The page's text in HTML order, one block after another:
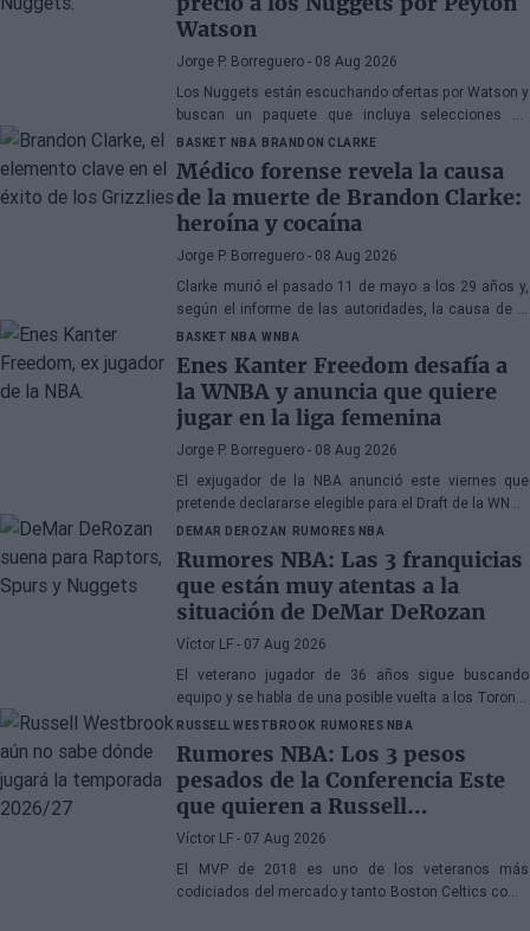
Watson
Jorge P. Borreguero - 08 Aug 2026
Los Nuggets están escuchando ofertas por Watson y
buscan un paquete que incluya selecciones de
primera ronda, jóvenes talentos o una combinación
de ambos
BASKET NBA BRANDON CLARKE
Médico forense revela la causa
de la muerte de Brandon Clarke:
heroína y cocaína
Jorge P. Borreguero - 08 Aug 2026
Clarke murió el pasado 11 de mayo a los 29 años y,
según el informe de las autoridades, la causa de la
muerte fueron los efectos de la heroína y la cocaína
BASKET NBA WNBA
Enes Kanter Freedom desafía a
la WNBA y anuncia que quiere
jugar en la liga femenina
Jorge P. Borreguero - 08 Aug 2026
El exjugador de la NBA anunció este viernes que
pretende declararse elegible para el Draft de la WNBA
de 2027
DEMAR DEROZAN RUMORES NBA
Rumores NBA: Las 3 franquicias
que están muy atentas a la
situación de DeMar DeRozan
Víctor LF - 07 Aug 2026
El veterano jugador de 36 años sigue buscando
equipo y se habla de una posible vuelta a los Toronto
Raptors o San Antonio Spurs, mientras Denver
Nuggets también forma parte de la ecuación
RUSSELL WESTBROOK RUMORES NBA
Rumores NBA: Los 3 pesos
pesados de la Conferencia Este
que quieren a Russell
Westbrook
Víctor LF - 07 Aug 2026
El MVP de 2018 es uno de los veteranos más
codiciados del mercado y tanto Boston Celtics como